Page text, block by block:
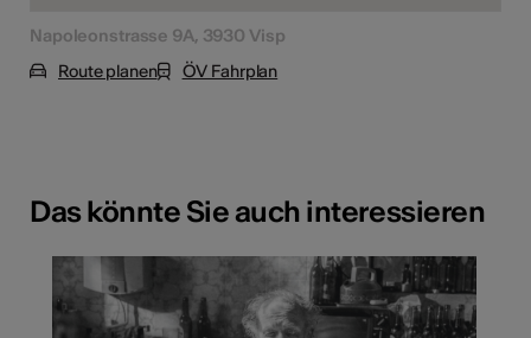
Napoleonstrasse 9A, 3930 Visp
Route planen
ÖV Fahrplan
Das könnte Sie auch interessieren